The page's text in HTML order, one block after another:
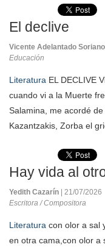
El declive
Vicente Adelantado Soriano
Educación
Literatura EL DECLIVE
cuando vi a la Muerte
Salamina, me acordé
Kazantzakis, Zorba el
Hay vida al
Yedith Cazarín
| 21/07/2026
Escritora / Compositora
Literatura con olor a sal
en otra cama,con olor a